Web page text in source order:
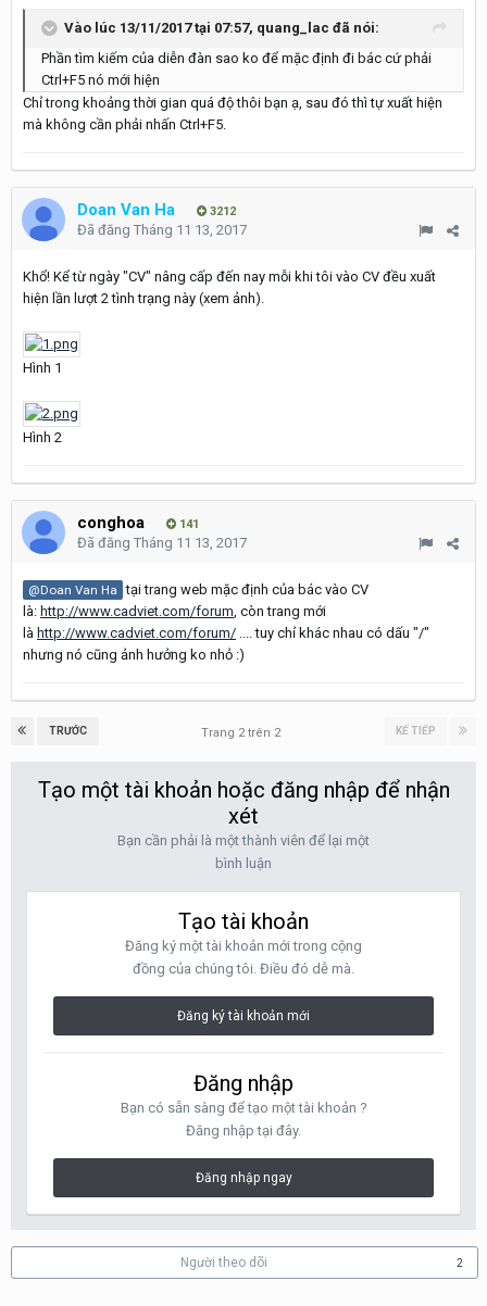
Vào lúc 13/11/2017 tại 07:57, quang_lac đã nói:
Phần tìm kiếm của diễn đàn sao ko để mặc định đi bác cứ phải
Ctrl+F5 nó mới hiện
Chỉ trong khoảng thời gian quá độ thôi bạn ạ, sau đó thì tự xuất hiện
mà không cần phải nhấn Ctrl+F5.
Doan Van Ha 3212
Đã đăng Tháng 11 13, 2017
Khổ! Kể từ ngày "CV" nâng cấp đến nay mỗi khi tôi vào CV đều xuất
hiện lần lượt 2 tình trạng này (xem ảnh).
Hình 1
Hình 2
conghoa 141
Đã đăng Tháng 11 13, 2017
@Doan Van Ha tại trang web mặc định của bác vào CV
là: http://www.cadviet.com/forum, còn trang mới
là http://www.cadviet.com/forum/ .... tuy chỉ khác nhau có dấu "/"
nhưng nó cũng ảnh hưởng ko nhỏ :)
TRƯỚC KẾ TIẾP
Trang 2 trên 2
Tạo một tài khoản hoặc đăng nhập để nhận
xét
Bạn cần phải là một thành viên để lại một
bình luận
Tạo tài khoản
Đăng ký một tài khoản mới trong cộng
đồng của chúng tôi. Điều đó dễ mà.
Đăng ký tài khoản mới
Đăng nhập
Bạn có sẵn sàng để tạo một tài khoản ?
Đăng nhập tại đây.
Đăng nhập ngay
Người theo dõi 2